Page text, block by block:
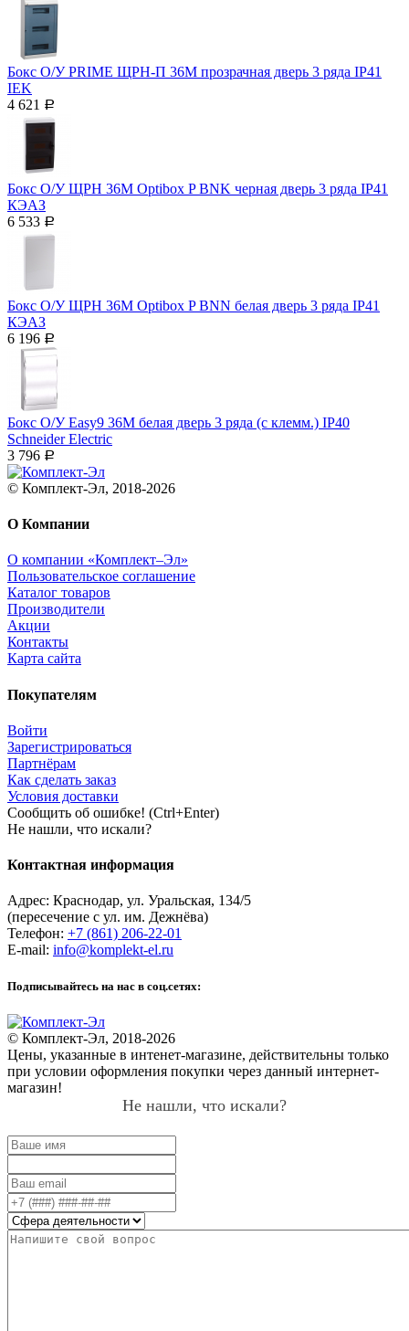
Бокс О/У PRIME ЩРН-П 36М прозрачная дверь 3 ряда IP41
IEK
4 621
Р
Бокс О/У ЩРН 36М Optibox P BNK черная дверь 3 ряда IP41
КЭАЗ
6 533 Р
Бокс О/У ЩРН 36М Optibox P BNN белая дверь 3 ряда IP41
КЭАЗ
6 196 Р
Бокс О/У Easy9 36М белая дверь 3 ряда (с клемм.) IP40
Schneider Electric
3 796 Р
© Комплект-Эл, 2018-2026
О Компании
О компании «Комплект–Эл»
Пользовательское соглашение
Каталог товаров
Производители
Акции
Контакты
Карта сайта
Покупателям
Войти
Зарегистрироваться
Партнёрам
Как сделать заказ
Условия доставки
Сообщить об ошибке! (Ctrl+Enter)
Не нашли, что искали?
Контактная информация
Адрес: Краснодар, ул. Уральская, 134/5
(пересечение с ул. им. Дежнёва)
Телефон: +7 (861) 206-22-01
E-mail: info@komplekt-el.ru
Подписывайтесь на нас в соц.сетях:
© Комплект-Эл, 2018-2026
Цены, указанные в интенет-магазине, действительны только
при условии оформления покупки через данный интернет-
магазин!
Не нашли, что искали?